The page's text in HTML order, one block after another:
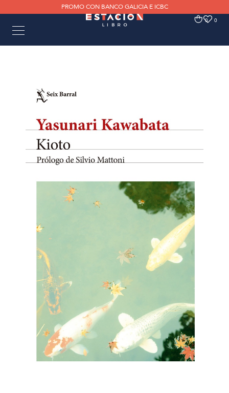
PROMO CON BANCO GALICIA E ICBC
0 0